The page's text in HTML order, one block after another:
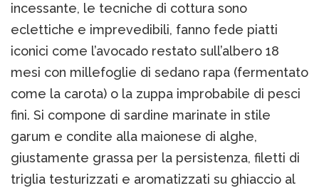
incessante, le tecniche di cottura sono
eclettiche e imprevedibili, fanno fede piatti
iconici come l’avocado restato sull’albero 18
mesi con millefoglie di sedano rapa (fermentato
come la carota) o la zuppa improbabile di pesci
fini. Si compone di sardine marinate in stile
garum e condite alla maionese di alghe,
giustamente grassa per la persistenza, filetti di
triglia testurizzati e aromatizzati su ghiaccio al